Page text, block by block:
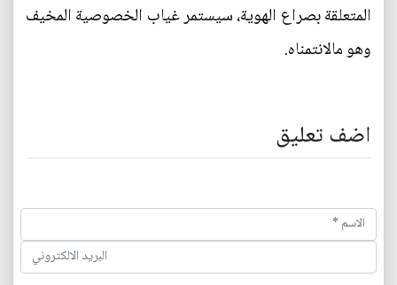
المتعلقة بصراع الهوية، سيستمر غياب الخصوصية المخيف
وهو مالانتمناه.
اضف تعليق